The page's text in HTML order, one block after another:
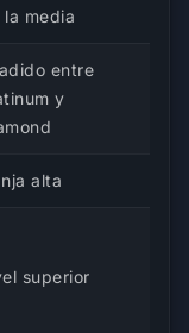
la media
entre
y
alta
superior